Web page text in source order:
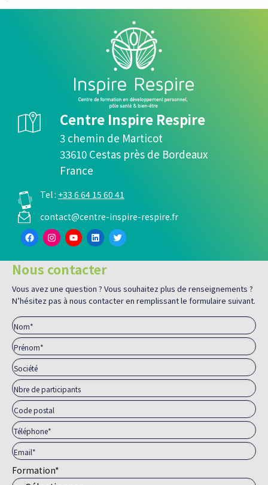
Centre Inspire Respire
3 chemin de Marticot
33610 Cestas près de Bordeaux
France
Tel : +33 6 64 15 60 41
contact@centre-inspire-respire.fr
Facebook
Instagram
YouTube
LinkedIn
Twitter
Nous contacter
Vous avez une question ? Vous souhaitez plus de renseignements ?
N’hésitez pas à nous contacter en remplissant le formulaire suivant.
Formation*